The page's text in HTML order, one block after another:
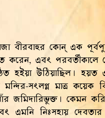
বীরবাহুর কোন্‌ এক
করেন, এবং পরবর্তীকালে
হইয়া উঠিয়াছিল। হয়ত
সংলগ্ন মাত্র কয়েক
জমিদারিভুক্ত। কেমন
এমনি নিঃসহায়